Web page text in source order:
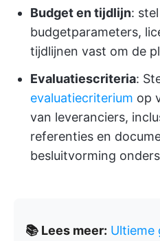
Budget en tijdlijn:
budgetparameters,
tijdlijnen vast om de
Evaluatiescriteria:
evaluatiecriterium op
van leveranciers,
referenties en
besluitvorming
📚 Lees meer: Ultieme